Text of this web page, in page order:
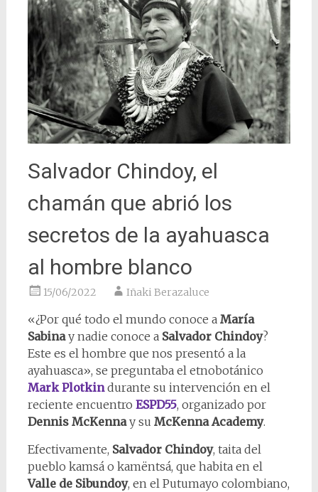
Salvador Chindoy, el
chamán que abrió los
secretos de la ayahuasca
al hombre blanco
15/06/2022 Iñaki Berazaluce
«¿Por qué todo el mundo conoce a María
Sabinay nadie conoce a Salvador Chindoy?
Este es el hombre que nos presentó a la
ayahuasca», se preguntaba el etnobotánico
Mark Plotkindurante su intervención en el
reciente encuentro ESPD55, organizado por
Dennis McKennay su McKenna Academy.
Efectivamente, Salvador Chindoy, taita del
pueblo kamsá o kamëntsá, que habita en el
Valle de Sibundoy, en el Putumayo colombiano,